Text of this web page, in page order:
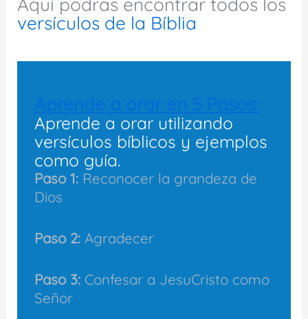
versículos de la Bíblia
Aprende a orar utilizando
versículos bíblicos y ejemplos
como guía.
Paso 1:Reconocer la grandeza de
Dios
Paso 2:Agradecer
Paso 3: Confesar a JesuCristo como
Señor